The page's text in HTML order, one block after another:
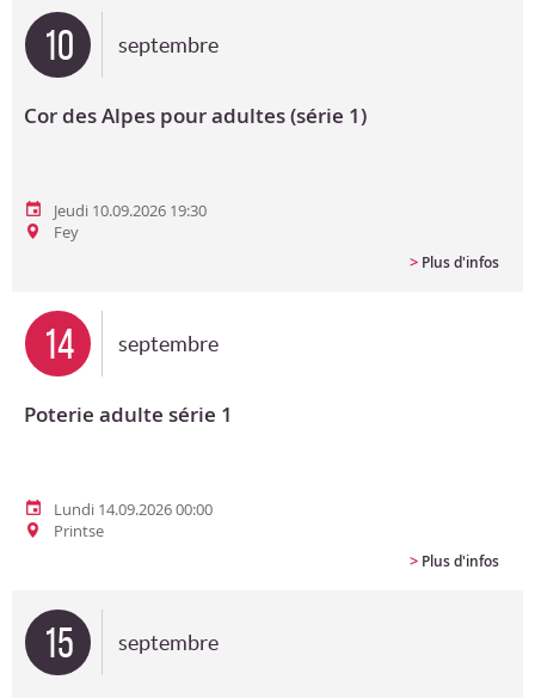
Programme en PDF
10 septembre
Cor des Alpes pour adultes (série 1)
Jeudi 10.09.2026 19:30
Fey
> Plus d'infos
14 septembre
Poterie adulte série 1
Lundi 14.09.2026 00:00
Printse
> Plus d'infos
15 septembre